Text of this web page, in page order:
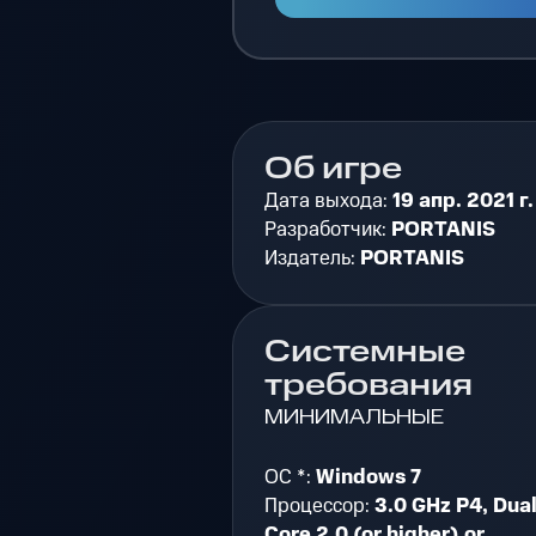
Об игре
Дата выхода: 19 апр. 2021 г.
Разработчик: PORTANIS
Издатель: PORTANIS
Системные
требования
МИНИМАЛЬНЫЕ
ОС *: Windows 7
Процессор: 3.0 GHz P4, Dual